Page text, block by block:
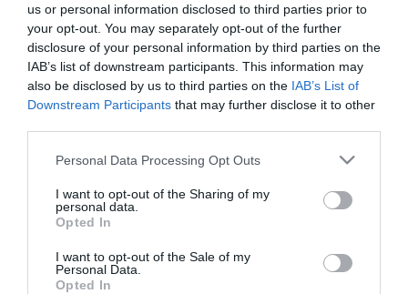
us or personal information disclosed to third parties prior to
your opt-out. You may separately opt-out of the further
disclosure of your personal information by third parties on the
IAB’s list of downstream participants. This information may
also be disclosed by us to third parties on the IAB’s List of
Downstream Participants that may further disclose it to other
Please note that this website/app uses one or more Google
not limited to your visit or usage behaviour. You may click to
grant or deny consent to Google and its third-party tags to
use your data for below specified purposes in below Google
consent section.
Personal Data Processing Opt Outs
I want to opt-out of the Sharing of my
personal data.
Opted In
I want to opt-out of the Sale of my
Personal Data.
Opted In
állították meg a járművet. Az ellenőrzéskor kiderült, hogy a 34
éves, szegedi sofőr az autó utasterében négy, a csomagtartóban
pedig egy, semmiféle okmánnyal nem rendelkező szomáliai férfit
szállított.
A sofőrt előállították a Budaörsi Rendőrkapitányságra, majd
gyanúsítotti kihallgatását követően őrizetbe vették.
szállították - tette hozzá a szóvivő.
Kapcsolódó írások: